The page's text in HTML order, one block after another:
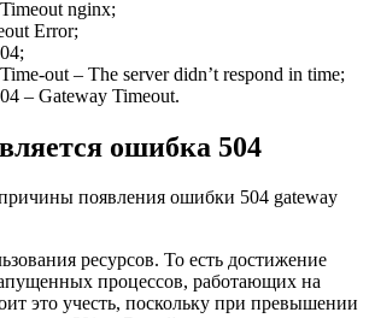
nginx;
Error;
out – The server didn’t respond in time;
– Gateway Timeout.
ошибка 504
появления ошибки 504 gateway
ресурсов. То есть достижение
процессов, работающих на
это учесть, поскольку при превышении